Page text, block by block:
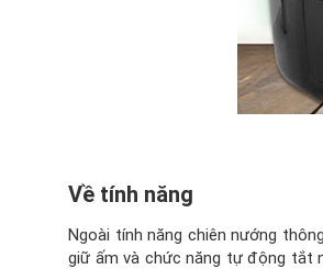
Về tính năng
Ngoài tính năng chiên nướng
giữ ấm và chức năng tự động tắt